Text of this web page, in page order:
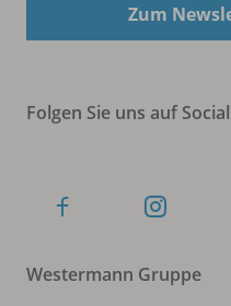
Zum
Folgen Sie uns auf
Westermann Gruppe